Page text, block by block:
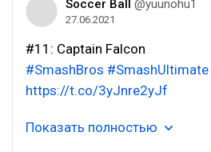
Soccer Ball @yuunohu1
27.06.2021
#11: Captain Falcon
#SmashBros #SmashUltimate
https://t.co/3yJnre2yJf
Показать полностью